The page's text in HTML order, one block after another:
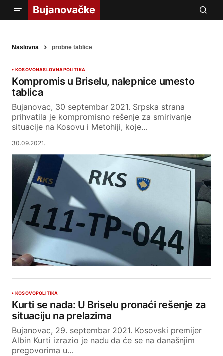
Naslovna probne tablice
KOSOVONASLOVNAPOLITIKA
Kompromis u Briselu, nalepnice umesto
tablica
Bujanovac, 30 septembar 2021. Srpska strana
prihvatila je kompromisno rešenje za smirivanje
situacije na Kosovu i Metohiji, koje…
30.09.2021.
KOSOVOPOLITIKA
Kurti se nada: U Briselu pronaći rešenje za
situaciju na prelazima
Bujanovac, 29. septembar 2021. Kosovski premijer
Albin Kurti izrazio je nadu da će se na današnjim
pregovorima u…